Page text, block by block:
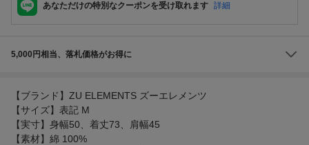
あなただけの特別なクーポンを受け取れます 詳細
5,000円相当、落札価格がお得に
【ブランド】ZU ELEMENTS ズーエレメンツ
【サイズ】表記 M
【実寸】身幅50、着丈73、肩幅45
【素材】綿 100%